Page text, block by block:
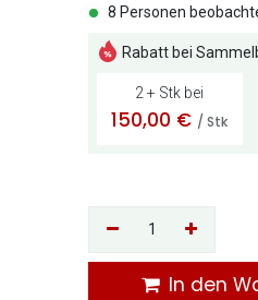
8 Personen
Rabatt bei
2 + Stk bei
150,00 € / Stk
In den